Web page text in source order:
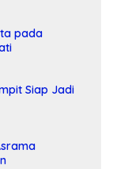
pada
Siap Jadi